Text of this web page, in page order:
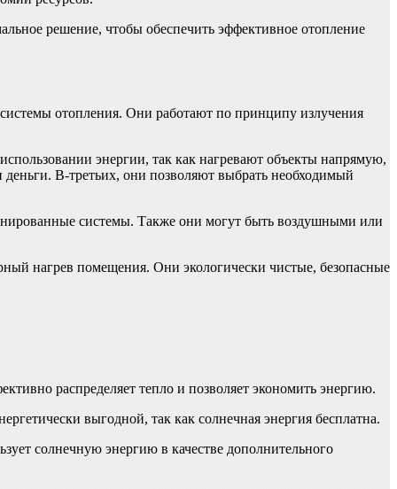
решение, чтобы обеспечить эффективное отопление
отопления. Они работают по принципу излучения
энергии, так как нагревают объекты напрямую,
В-третьих, они позволяют выбрать необходимый
системы. Также они могут быть воздушными или
нагрев помещения. Они экологически чистые, безопасные
распределяет тепло и позволяет экономить энергию.
выгодной, так как солнечная энергия бесплатна.
солнечную энергию в качестве дополнительного